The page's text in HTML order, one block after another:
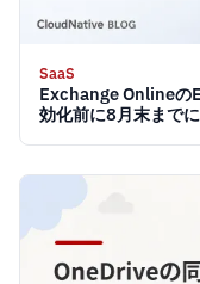
SaaS
Exchange Onlineの
効化前に8月末まで